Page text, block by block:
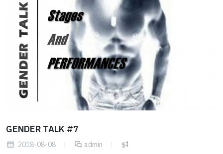
GENDER TALK #7
2018-08-08 admin